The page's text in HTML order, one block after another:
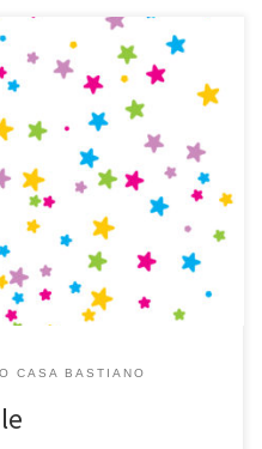
è la prima volta che ne
E’ nata così, un po’ per
di Sergio Cammariere
senza questa
CASA BASTIANO